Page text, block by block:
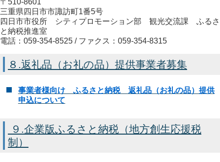
〒510-8601
三重県四日市市諏訪町1番5号
四日市市役所 シティプロモーション部 観光交流課 ふるさ
と納税推進室
電話：059-354-8525 / ファクス：059-354-8315
８.返礼品（お礼の品）提供事業者募集
事業者様向け ふるさと納税 返礼品（お礼の品）提供
申込について
９.企業版ふるさと納税（地方創生応援税
制）